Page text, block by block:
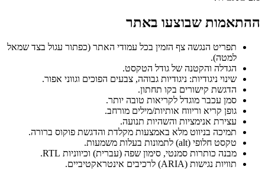
ההתאמות שבוצעו באתר
תפריט הנגשה צף הזמין בכל עמודי האתר (כפתור עגול בצד שמאל
למטה).
הגדלה והקטנה של גודל הטקסט.
שינוי ניגודיות: ניגודיות גבוהה, צבעים הפוכים וגווני אפור.
הדגשת קישורים בקו תחתון.
סמן עכבר מוגדל לקריאות טובה יותר.
גופן קריא וריווח אותיות/מילים מורחב.
עצירת אנימציות והשהיות תנועה.
תמיכה בניווט מלא באמצעות מקלדת והדגשת פוקוס ברורה.
טקסט חלופי (alt) לתמונות בעלות משמעות.
מבנה כותרות סמנטי, סימון שפה (עברית) וכיווניות RTL.
תוויות נגישות (ARIA) לרכיבים אינטראקטיביים.